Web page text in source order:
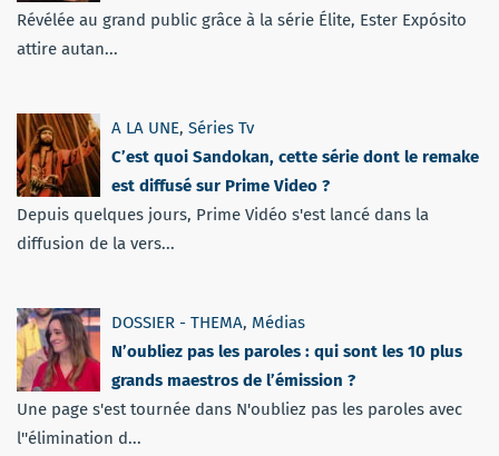
Révélée au grand public grâce à la série Élite, Ester Expósito
attire autan...
A LA UNE, Séries Tv
C’est quoi Sandokan, cette série dont le remake
est diffusé sur Prime Video ?
Depuis quelques jours, Prime Vidéo s'est lancé dans la
diffusion de la vers...
DOSSIER - THEMA, Médias
N’oubliez pas les paroles : qui sont les 10 plus
grands maestros de l’émission ?
Une page s'est tournée dans N'oubliez pas les paroles avec
l''élimination d...